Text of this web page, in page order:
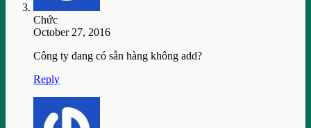
Chức
October 27, 2016
Công ty đang có sẵn hàng không add?
Reply